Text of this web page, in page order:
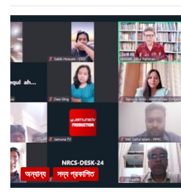
অন্যান্য সদ্য প্রকাশিত